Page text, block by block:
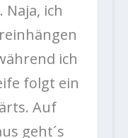
ich
ich
folgt ein
Auf
geht´s